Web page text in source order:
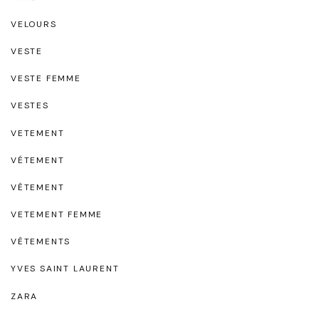
VELOURS
VESTE
VESTE FEMME
VESTES
VETEMENT
VÉTEMENT
VÊTEMENT
VETEMENT FEMME
VÊTEMENTS
YVES SAINT LAURENT
ZARA